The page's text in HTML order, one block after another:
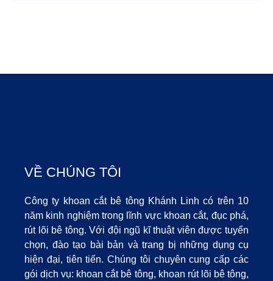
VỀ CHÚNG TÔI
Công ty khoan cắt bê tông Khánh Linh có trên 10
năm kinh nghiệm trong lĩnh vực khoan cắt, đục phá,
rút lõi bê tông. Với đội ngũ kĩ thuật viên được tuyển
chọn, đào tạo bài bản và trang bị những dụng cụ
hiện đại, tiên tiến. Chúng tôi chuyên cung cấp các
gói dịch vụ: khoan cắt bê tông, khoan rút lõi bê tông,